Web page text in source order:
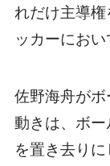
れだけ主導
ッカーにおい
佐野海舟が
動きは、ボ
を置き去り